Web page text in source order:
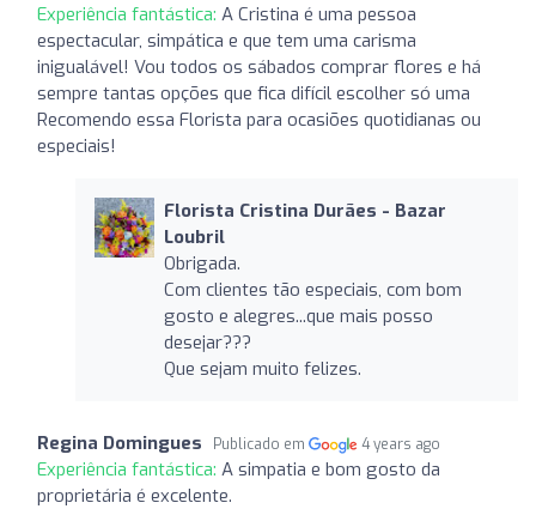
Experiência fantástica: A Cristina é uma pessoa
espectacular, simpática e que tem uma carisma
inigualável! Vou todos os sábados comprar flores e há
sempre tantas opções que fica difícil escolher só uma
Recomendo essa Florista para ocasiões quotidianas ou
especiais!
Florista Cristina Durães - Bazar
Loubril
Obrigada.
Com clientes tão especiais, com bom
gosto e alegres...que mais posso
desejar???
Que sejam muito felizes.
Regina Domingues Publicado em 4 years ago
Experiência fantástica: A simpatia e bom gosto da
proprietária é excelente.